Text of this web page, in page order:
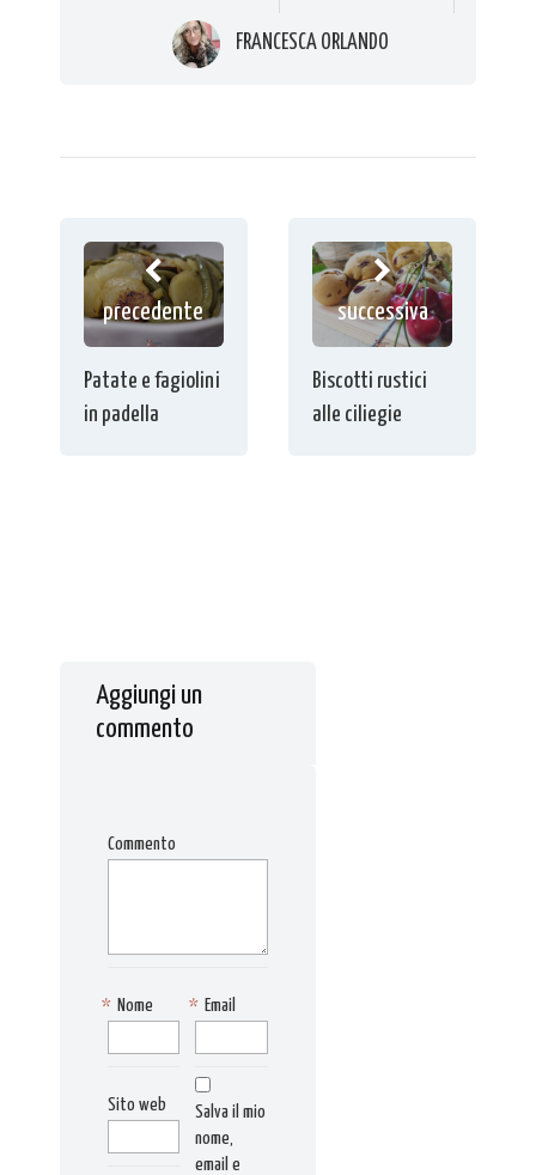
FRANCESCA ORLANDO
precedente
Patate e fagiolini
in padella
successiva
Biscotti rustici
alle ciliegie
Aggiungi un
commento
Commento
Nome
* Email
*
Sito web
Salva il mio
nome,
email e